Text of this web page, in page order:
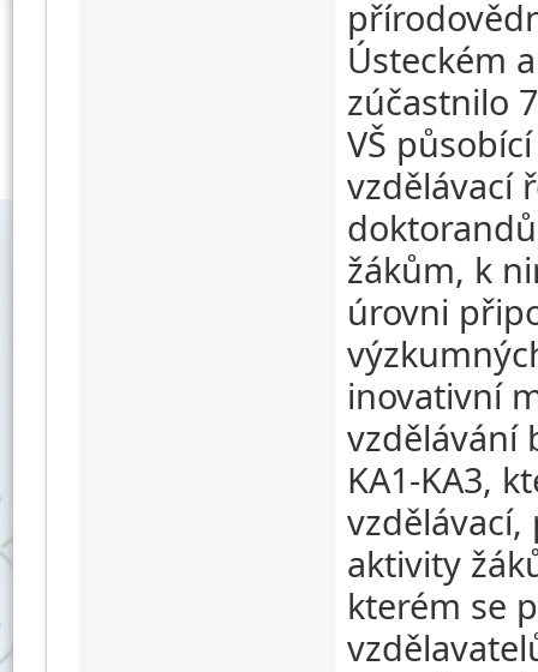
Ústeckém
zúčastnilo
VŠ
vzdělávací
doktorandů
žákům, k
úrovni
inovativní
vzdělávání
KA1-KA3,
vzdělávací,
aktivity
kterém se